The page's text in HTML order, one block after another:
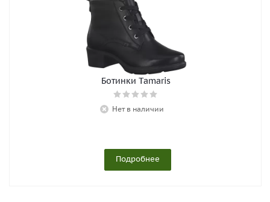
Ботинки Tamaris
Нет в наличии
Подробнее